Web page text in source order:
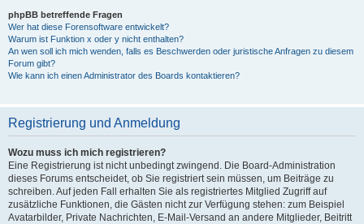
phpBB betreffende Fragen
Wer hat diese Forensoftware entwickelt?
Warum ist Funktion x oder y nicht enthalten?
An wen soll ich mich wenden, falls es Beschwerden oder juristische Anfragen zu diesem
Forum gibt?
Wie kann ich einen Administrator des Boards kontaktieren?
Registrierung und Anmeldung
Wozu muss ich mich registrieren?
Eine Registrierung ist nicht unbedingt zwingend. Die Board-Administration
dieses Forums entscheidet, ob Sie registriert sein müssen, um Beiträge zu
schreiben. Auf jeden Fall erhalten Sie als registriertes Mitglied Zugriff auf
zusätzliche Funktionen, die Gästen nicht zur Verfügung stehen: zum Beispiel
Avatarbilder, Private Nachrichten, E-Mail-Versand an andere Mitglieder, Beitritt